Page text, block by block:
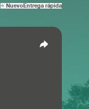
⭐ NuevoEntrega rápida